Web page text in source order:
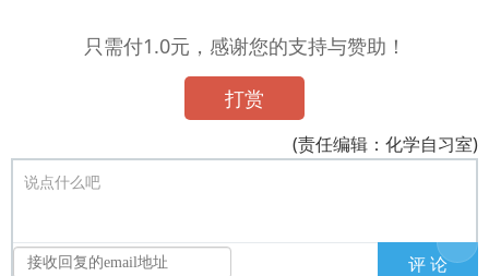
只需付1.0元，感谢您的支持与赞助！
打赏
(责任编辑：化学自习室)
说点什么吧